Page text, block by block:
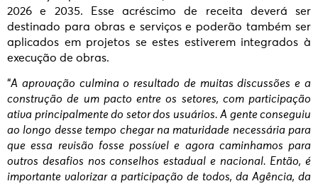
2026 e 2035. Esse acréscimo de receita deverá ser
destinado para obras e serviços e poderão também ser
aplicados em projetos se estes estiverem integrados à
execução de obras.
“A aprovação culmina o resultado de muitas discussões e a
construção de um pacto entre os setores, com participação
ativa principalmente do setor dos usuários. A gente conseguiu
ao longo desse tempo chegar na maturidade necessária para
que essa revisão fosse possível e agora caminhamos para
outros desafios nos conselhos estadual e nacional. Então, é
importante valorizar a participação de todos, da Agência, da